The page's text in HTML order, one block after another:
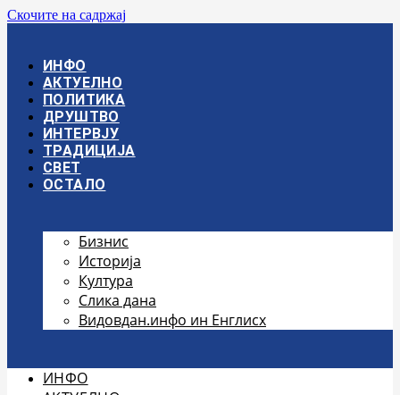
Скочите на садржај
ИНФО
АКТУЕЛНО
ПОЛИТИКА
ДРУШТВО
ИНТЕРВЈУ
ТРАДИЦИЈА
СВЕТ
ОСТАЛО
Бизнис
Историја
Култура
Слика дана
Видовдан.инфо ин Енглисх
ИНФО